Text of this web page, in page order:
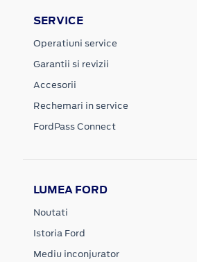
SERVICE
Operatiuni service
Garantii si revizii
Accesorii
Rechemari in service
FordPass Connect
LUMEA FORD
Noutati
Istoria Ford
Mediu inconjurator